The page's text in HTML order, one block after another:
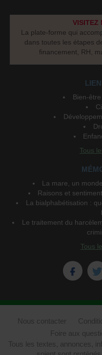
VISITEZ
La plate-forme qui
dans toutes les étapes
financement, RH,
Bien-
Tous
La mare, un
Raisons et
La bialphabétisation :
Le traitement du
Tous
Nous contacter
Foire aux
Tous les textes, annonces,